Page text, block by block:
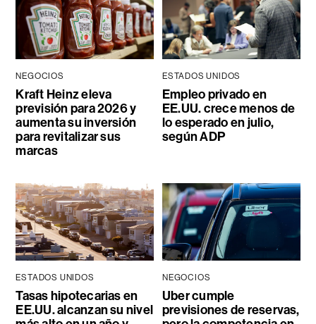
NEGOCIOS
Kraft Heinz eleva
previsión para 2026 y
aumenta su inversión
para revitalizar sus
marcas
ESTADOS UNIDOS
Empleo privado en
EE.UU. crece menos de
lo esperado en julio,
según ADP
ESTADOS UNIDOS
Tasas hipotecarias en
EE.UU. alcanzan su nivel
NEGOCIOS
Uber cumple
previsiones de reservas,